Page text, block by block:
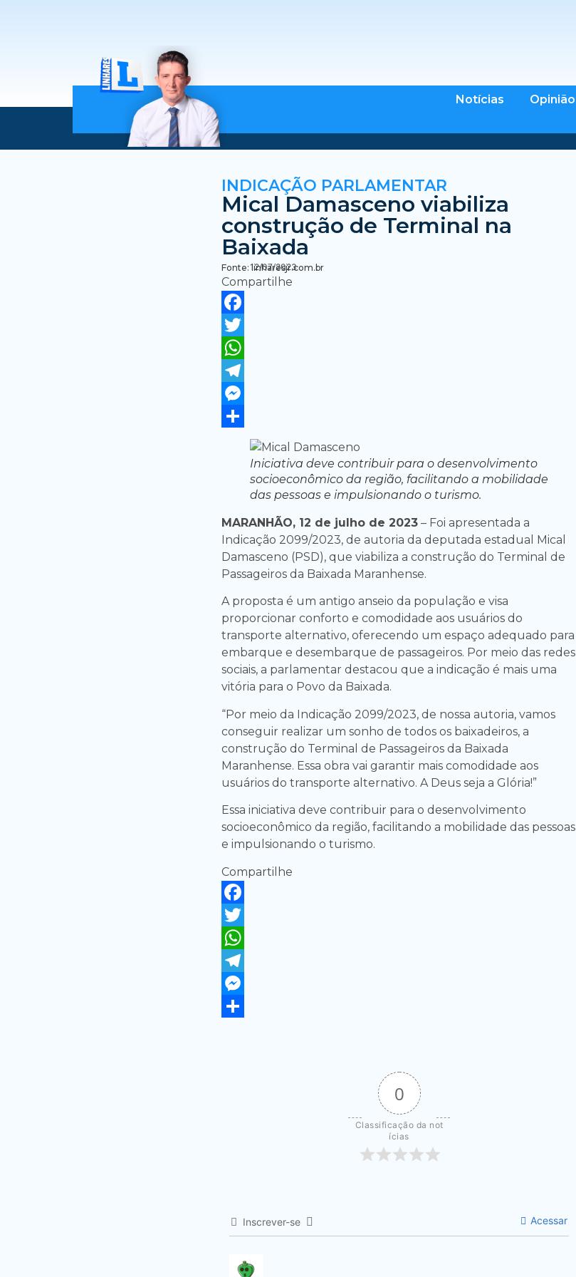
Notícias Opinião
INDICAÇÃO PARLAMENTAR
Mical Damasceno viabiliza
construção de Terminal na
Baixada
Fonte: linharesjr.com.br
12/07/2023
Compartilhe
Facebook
Twitter
WhatsApp
Telegram
Messenger
Share
Iniciativa deve contribuir para o desenvolvimento
socioeconômico da região, facilitando a mobilidade
das pessoas e impulsionando o turismo.
MARANHÃO, 12 de julho de 2023 – Foi apresentada a
Indicação 2099/2023, de autoria da deputada estadual Mical
Damasceno (PSD), que viabiliza a construção do Terminal de
Passageiros da Baixada Maranhense.
A proposta é um antigo anseio da população e visa
proporcionar conforto e comodidade aos usuários do
transporte alternativo, oferecendo um espaço adequado para
embarque e desembarque de passageiros. Por meio das redes
sociais, a parlamentar destacou que a indicação é mais uma
vitória para o Povo da Baixada.
“Por meio da Indicação 2099/2023, de nossa autoria, vamos
conseguir realizar um sonho de todos os baixadeiros, a
construção do Terminal de Passageiros da Baixada
Maranhense. Essa obra vai garantir mais comodidade aos
usuários do transporte alternativo. A Deus seja a Glória!”
Essa iniciativa deve contribuir para o desenvolvimento
socioeconômico da região, facilitando a mobilidade das pessoas
e impulsionando o turismo.
Compartilhe
Facebook
Twitter
WhatsApp
Telegram
Messenger
0
Classificação da not
ícias
Inscrever-se Acessar